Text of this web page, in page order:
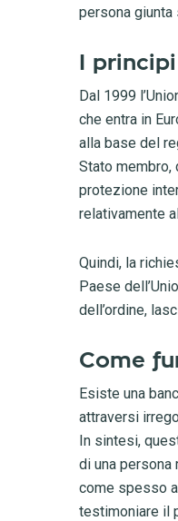
persona giunta
I
Dal 1999
che entra in
alla base del
Stato membro,
protezione
relativamente
Quindi, la
Paese
dell’ordine,
Come
Esiste una
attraversi
In sintesi,
di una persona
come spesso
testimoniare il